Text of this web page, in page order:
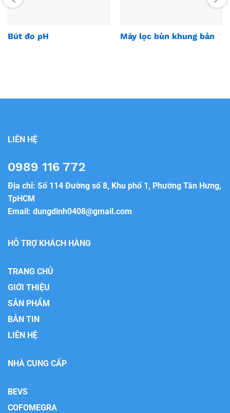
Bút đo pH Máy lọc bùn khung bản
LIÊN HỆ
0989 116 772
Địa chỉ: Số 114 Đường số 8, Khu phố 1, Phường Tân Hưng,
TpHCM
Email: dungdinh0408@gmail.com
HỖ TRỢ KHÁCH HÀNG
TRANG CHỦ
GIỚI THIỆU
SẢN PHẨM
BẢN TIN
LIÊN HỆ
NHÀ CUNG CẤP
BEVS
COFOMEGRA